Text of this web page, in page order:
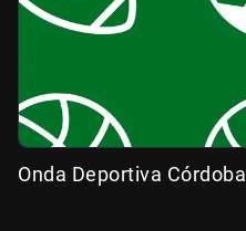
Onda Deportiva Córdoba